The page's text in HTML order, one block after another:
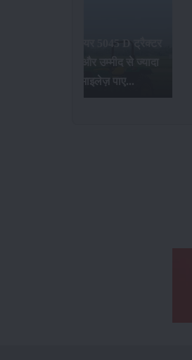
खरीदे और उम्मीद से ज्यादा
माइलेज़ पाए...